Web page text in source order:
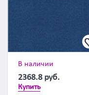
В наличии
2368.8 руб.
Купить